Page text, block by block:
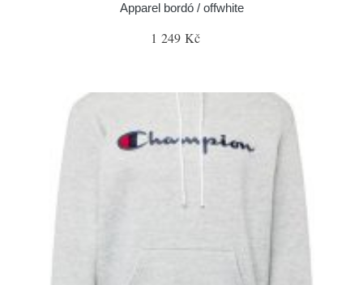
Apparel bordó / offwhite
1 249 Kč